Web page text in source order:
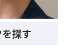
探す